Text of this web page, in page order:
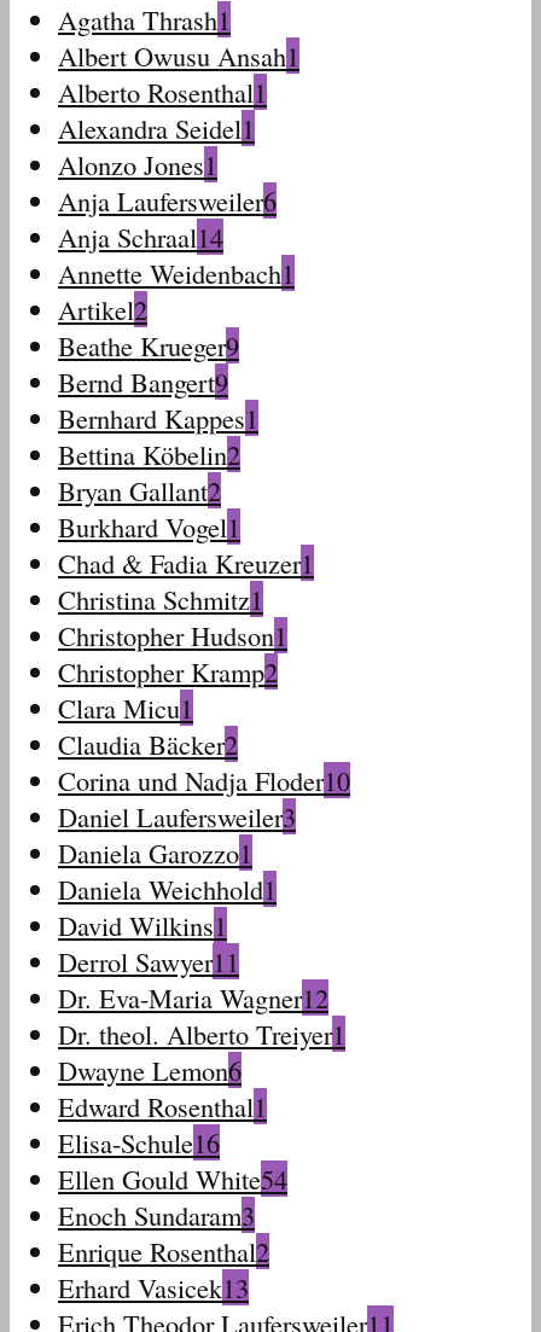
Agatha Thrash1
Albert Owusu Ansah1
Alberto Rosenthal1
Alexandra Seidel1
Alonzo Jones1
Anja Laufersweiler6
Anja Schraal14
Annette Weidenbach1
Artikel2
Beathe Krueger9
Bernd Bangert9
Bernhard Kappes1
Bettina Köbelin2
Bryan Gallant2
Burkhard Vogel1
Chad & Fadia Kreuzer1
Christina Schmitz1
Christopher Hudson1
Christopher Kramp2
Clara Micu1
Claudia Bäcker2
Corina und Nadja Floder10
Daniel Laufersweiler3
Daniela Garozzo1
Daniela Weichhold1
David Wilkins1
Derrol Sawyer11
Dr. Eva-Maria Wagner12
Dr. theol. Alberto Treiyer1
Dwayne Lemon6
Edward Rosenthal1
Elisa-Schule16
Ellen Gould White54
Enoch Sundaram3
Enrique Rosenthal2
Erhard Vasicek13
Erich Theodor Laufersweiler11